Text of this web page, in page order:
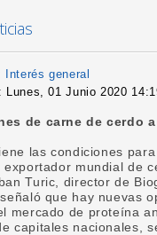
Interés general
Lunes, 01 Junio 2020
de carne de cerdo
las condiciones
mundial de
Turic, director de
que hay nuevas
mercado de proteína
capitales nacionales,